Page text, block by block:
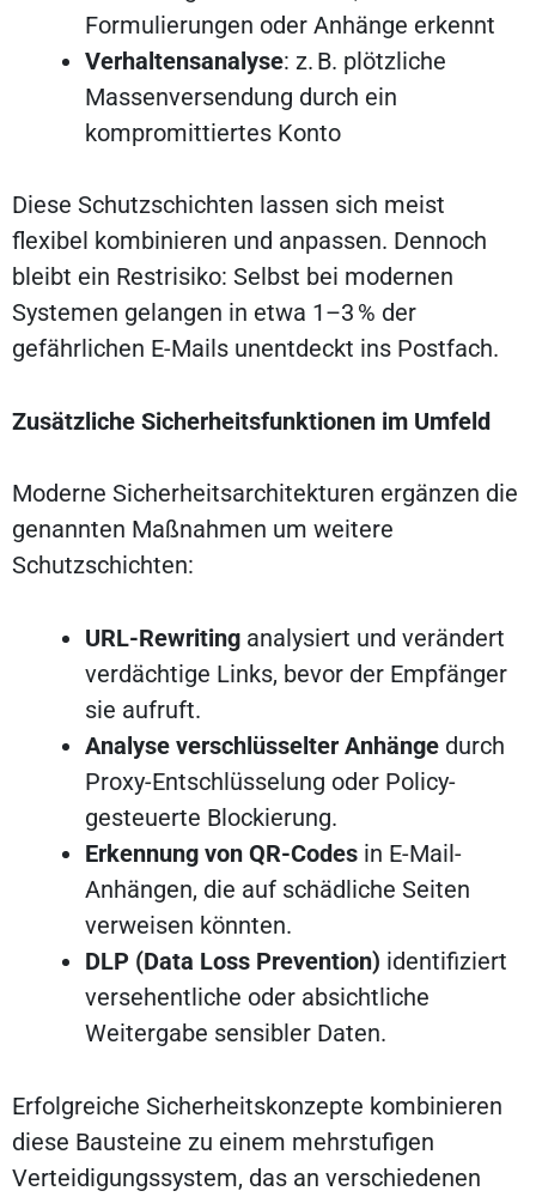
Formulierungen oder Anhänge erkennt
Verhaltensanalyse: z. B. plötzliche
Massenversendung durch ein
kompromittiertes Konto
Diese Schutzschichten lassen sich meist
flexibel kombinieren und anpassen. Dennoch
bleibt ein Restrisiko: Selbst bei modernen
Systemen gelangen in etwa 1–3 % der
gefährlichen E-Mails unentdeckt ins Postfach.
Zusätzliche Sicherheitsfunktionen im Umfeld
Moderne Sicherheitsarchitekturen ergänzen die
genannten Maßnahmen um weitere
Schutzschichten:
URL-Rewriting analysiert und verändert
verdächtige Links, bevor der Empfänger
sie aufruft.
Analyse verschlüsselter Anhänge durch
Proxy-Entschlüsselung oder Policy-
gesteuerte Blockierung.
Erkennung von QR-Codes in E-Mail-
Anhängen, die auf schädliche Seiten
verweisen könnten.
DLP (Data Loss Prevention) identifiziert
versehentliche oder absichtliche
Weitergabe sensibler Daten.
Erfolgreiche Sicherheitskonzepte kombinieren
diese Bausteine zu einem mehrstufigen
Verteidigungssystem, das an verschiedenen